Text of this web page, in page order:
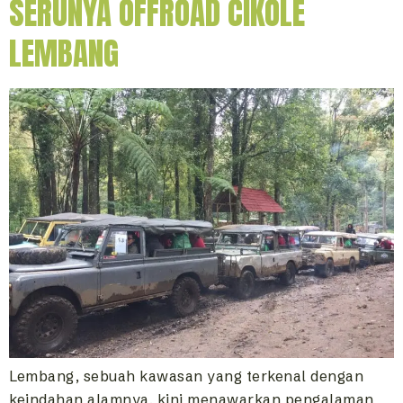
SERUNYA OFFROAD CIKOLE
LEMBANG
Lembang, sebuah kawasan yang terkenal dengan